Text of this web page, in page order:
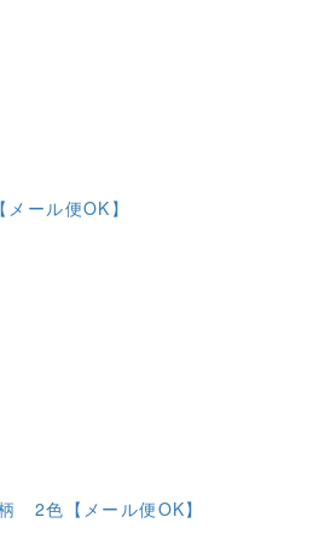
ール便OK】
2色【メール便OK】